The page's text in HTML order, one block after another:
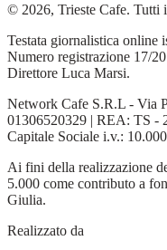
© 2026, Trieste Cafe. Tutti
Testata giornalistica online
Numero registrazione 17/
Direttore Luca Marsi.
Network Cafe S.R.L - Via
01306520329 | REA: TS -
Capitale Sociale i.v.:
Ai fini della realizzazione
5.000 come contributo a
Giulia.
Realizzato da